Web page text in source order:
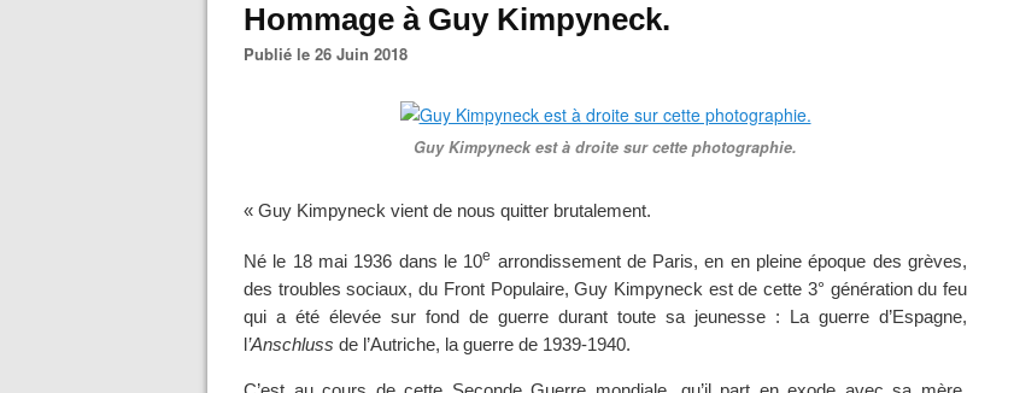
Hommage à Guy Kimpyneck.
Publié le 26 Juin 2018
Guy Kimpyneck est à droite sur cette photographie.
« Guy Kimpyneck vient de nous quitter brutalement.
Né le 18 mai 1936 dans le 10e arrondissement de Paris, en en pleine époque des grèves,
des troubles sociaux, du Front Populaire, Guy Kimpyneck est de cette 3° génération du feu
qui a été élevée sur fond de guerre durant toute sa jeunesse : La guerre d’Espagne,
’Anschluss de l’Autriche, la guerre de 1939-1940.